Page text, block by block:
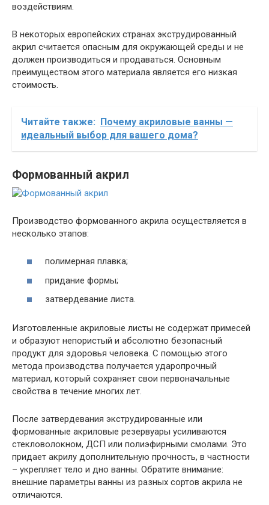
воздействиям.
B некоторых европейских странах экструдированный
акрил считается опасным для окружающей среды и не
должен производиться и продаваться. Основным
преимуществом этого материала является его низкая
стоимость.
Читайте также: Почему акриловые ванны —
идеальный выбор для вашего дома?
Формованный акрил
Производство формованного акрила осуществляется в
несколько этапов:
полимерная плавка;
придание формы;
затвердевание листа.
Изготовленные акриловые листы не содержат примесей
и образуют непористый и абсолютно безопасный
продукт для здоровья человека. С помощью этого
метода производства получается ударопрочный
материал, который сохраняет свои первоначальные
свойства в течение многих лет.
После затвердевания экструдированные или
формованные акриловые резервуары усиливаются
стекловолокном, ДСП или полиэфирными смолами. Это
придает акрилу дополнительную прочность, в частности
– укрепляет тело и дно ванны. Обратите внимание:
внешние параметры ванны из разных сортов акрила не
отличаются.